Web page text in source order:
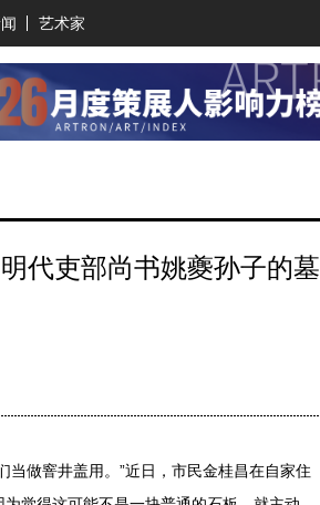
艺术家
代吏部尚书姚夔孙子的墓
做窨井盖用。”近日，市民金桂昌在自家住